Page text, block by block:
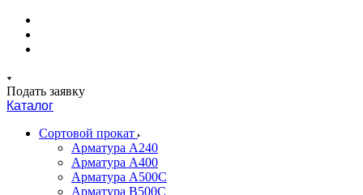
Подать заявку
Каталог
Сортовой прокат
Арматура А240
Арматура А400
Арматура А500C
Арматура В500С